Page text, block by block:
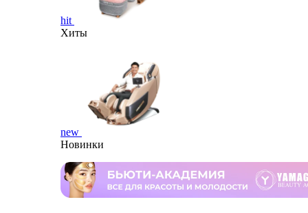
hit
Хиты
new
Новинки